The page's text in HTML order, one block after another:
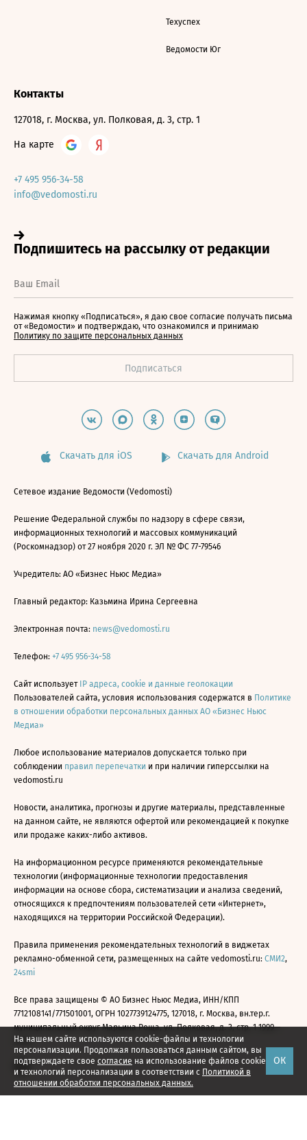
На нашем сайте используются cookie-файлы и технологии
персонализации. Продолжая пользоваться данным сайтом, вы
подтверждаете свое согласие на использование файлов cookie
и технологий персонализации в соответствии с Политикой в
отношении обработки персональных данных.
ОК
Техуспех
Ведомости Юг
Контакты
127018, г. Москва, ул. Полковая, д. 3, стр. 1
На карте
+7 495 956-34-58
info@vedomosti.ru
Нажимая кнопку «Подписаться», я даю свое согласие получать письма
от «Ведомости» и подтверждаю, что ознакомился и принимаю
Политику по защите персональных данных
Скачать для iOS Скачать для Android
Сетевое издание Ведомости (Vedomosti)
Решение Федеральной службы по надзору в сфере связи,
информационных технологий и массовых коммуникаций
(Роскомнадзор) от 27 ноября 2020 г. ЭЛ № ФС 77-79546
Учредитель: АО «Бизнес Ньюс Медиа»
Главный редактор: Казьмина Ирина Сергеевна
Электронная почта: news@vedomosti.ru
Телефон: +7 495 956-34-58
Сайт использует IP адреса, cookie и данные геолокации
Пользователей сайта, условия использования содержатся в Политике
в отношении обработки персональных данных АО «Бизнес Ньюс
Медиа»
Любое использование материалов допускается только при
соблюдении правил перепечатки и при наличии гиперссылки на
vedomosti.ru
Новости, аналитика, прогнозы и другие материалы, представленные
на данном сайте, не являются офертой или рекомендацией к покупке
или продаже каких-либо активов.
На информационном ресурсе применяются рекомендательные
технологии (информационные технологии предоставления
информации на основе сбора, систематизации и анализа сведений,
относящихся к предпочтениям пользователей сети «Интернет»,
находящихся на территории Российской Федерации).
Правила применения рекомендательных технологий в виджетах
рекламно-обменной сети, размещенных на сайте vedomosti.ru: СМИ2,
24smi
Все права защищены © АО Бизнес Ньюс Медиа, ИНН/КПП
7712108141/771501001, ОГРН 1027739124775, 127018, г. Москва, вн.тер.г.
муниципальный округ Марьина Роща, ул. Полковая, д. 3, стр. 1 1999—
2026